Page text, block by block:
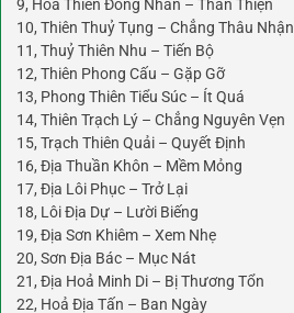
9, Hoả Thiên Đồng Nhân – Thân Thiện
10, Thiên Thuỷ Tụng – Chẳng Thâu Nhận
11, Thuỷ Thiên Nhu – Tiến Bộ
12, Thiên Phong Cấu – Gặp Gỡ
13, Phong Thiên Tiểu Súc – Ít Quá
14, Thiên Trạch Lý – Chẳng Nguyên Vẹn
15, Trạch Thiên Quải – Quyết Định
16, Địa Thuần Khôn – Mềm Mỏng
17, Địa Lôi Phục – Trở Lại
18, Lôi Địa Dự – Lười Biếng
19, Địa Sơn Khiêm – Xem Nhẹ
20, Sơn Địa Bác – Mục Nát
21, Địa Hoả Minh Di – Bị Thương Tổn
22, Hoả Địa Tấn – Ban Ngày